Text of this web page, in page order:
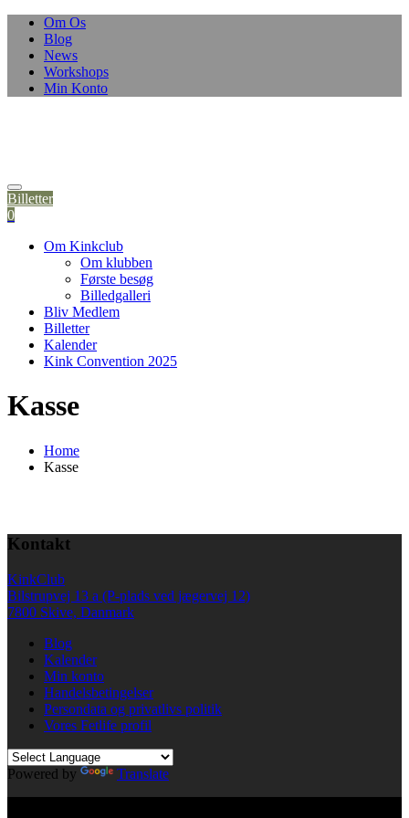
Skip
content
Om Os
Blog
News
Workshops
Min Konto
Billetter
0
Om Kinkclub
Om klubben
Første besøg
Billedgalleri
Bliv Medlem
Billetter
Kalender
Kink Convention 2025
Kasse
Home
Kasse
Kontakt
KinkClub
Bilstrupvej 13 a (P-plads ved jægervej 12)
7800 Skive, Danmark
Blog
Kalender
Min konto
Handelsbetingelser
Persondata og privatlivs politik
Vores Fetlife profil
Powered by
Translate